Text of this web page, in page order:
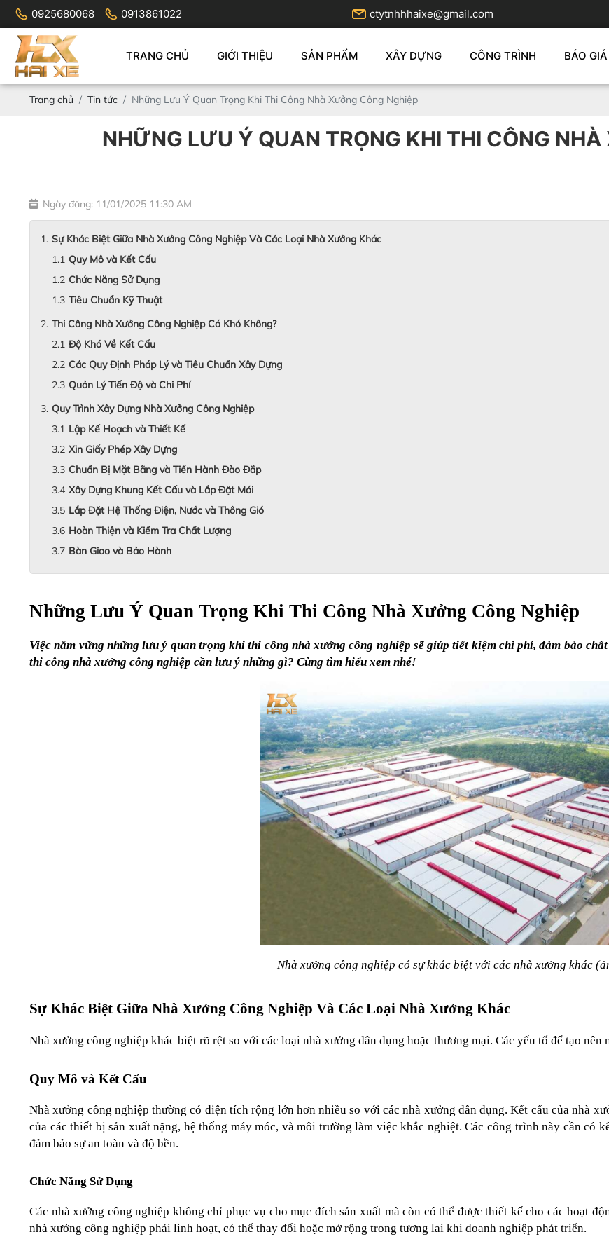
0925680068 0913861022 ctytnhhhaixe@gmail.com
TRANG CHỦ GIỚI THIỆU SẢN PHẨM XÂY DỰNG CÔNG TRÌNH BÁO GIÁ
Trang chủ Tin tức Những Lưu Ý Quan Trọng Khi Thi Công Nhà Xưởng Công Nghiệp
NHỮNG LƯU Ý QUAN TRỌNG KHI THI CÔNG
Ngày đăng: 11/01/2025 11:30 AM
Sự Khác Biệt Giữa Nhà Xưởng Công Nghiệp Và Các Loại Nhà Xưởng Khác
Quy Mô và Kết Cấu
Chức Năng Sử Dụng
Tiêu Chuẩn Kỹ Thuật
Thi Công Nhà Xưởng Công Nghiệp Có Khó Không?
Độ Khó Về Kết Cấu
Các Quy Định Pháp Lý và Tiêu Chuẩn Xây Dựng
Quản Lý Tiến Độ và Chi Phí
Quy Trình Xây Dựng Nhà Xưởng Công Nghiệp
Lập Kế Hoạch và Thiết Kế
Xin Giấy Phép Xây Dựng
Chuẩn Bị Mặt Bằng và Tiến Hành Đào Đắp
Xây Dựng Khung Kết Cấu và Lắp Đặt Mái
Lắp Đặt Hệ Thống Điện, Nước và Thông Gió
Hoàn Thiện và Kiểm Tra Chất Lượng
Bàn Giao và Bảo Hành
Những Lưu Ý Quan Trọng Khi Thi Công Nhà Xưởng Công Nghiệp
Việc nắm vững những lưu ý quan trọng khi thi công nhà xưởng công nghiệp sẽ giúp tiết kiệm chi phí, đảm bảo
thi công nhà xưởng công nghiệp cần lưu ý những gì? Cùng tìm hiểu xem nhé!
Nhà xưởng công nghiệp có sự khác biệt với các nhà xưởng khác
Sự Khác Biệt Giữa Nhà Xưởng Công Nghiệp Và Các Loại Nhà Xưởng Khác
Nhà xưởng công nghiệp khác biệt rõ rệt so với các loại nhà xưởng dân dụng hoặc thương mại. Các yếu tố để tạo nên
Quy Mô và Kết Cấu
Nhà xưởng công nghiệp thường có diện tích rộng lớn hơn nhiều so với các nhà xưởng dân dụng. Kết cấu của nhà
của các thiết bị sản xuất nặng, hệ thống máy móc, và môi trường làm việc khắc nghiệt. Các công trình này cần có
đảm bảo sự an toàn và độ bền.
Chức Năng Sử Dụng
Các nhà xưởng công nghiệp không chỉ phục vụ cho mục đích sản xuất mà còn có thể được thiết kế cho các hoạt
nhà xưởng công nghiệp phải linh hoạt, có thể thay đổi hoặc mở rộng trong tương lai khi doanh nghiệp phát triển.